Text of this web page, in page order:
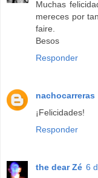
Muchas
mereces por
faire.
Besos
Responder
nachocarreras
¡Felicidades!
Responder
the dear Zé 6